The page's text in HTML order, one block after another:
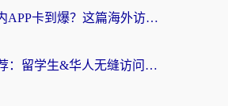
海外想刷国内APP卡到爆？这篇海外访问国内服务器加速指南帮你解决所有问题
海外VPN推荐：留学生&华人无缝访问国内资源的避坑指南